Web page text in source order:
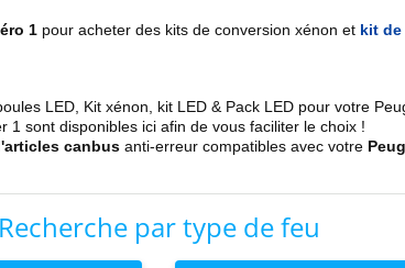
1 pour acheter des kits de conversion xénon et kit de
LED, Kit xénon, kit LED & Pack LED pour votre
sont disponibles ici afin de vous faciliter le choix !
canbus anti-erreur compatibles avec votre
Recherche par type de feu